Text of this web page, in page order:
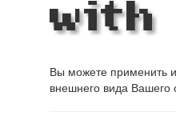
with
Вы можете применить
внешнего вида Вашего